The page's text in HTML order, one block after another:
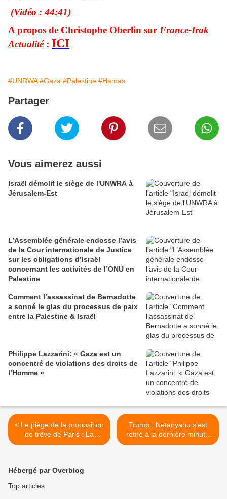
(Vidéo : 44:41)
A propos de Christophe Oberlin sur France-Irak
Actualité: ICI
#UNRWA #Gaza #Palestine #Hamas
Partager
Vous aimerez aussi
Israël démolit le siège de l'UNWRA à
Jérusalem-Est
L’Assemblée générale endosse l’avis
de la Cour internationale de Justice
sur les obligations d’Israël
concernant les activités de l’ONU en
Palestine
Comment l’assassinat de Bernadotte
a sonné le glas du processus de paix
entre la Palestine & Israël
Philippe Lazzarini: « Gaza est un
concentré de violations des droits de
l’Homme »
< Le piège de la proposition
de trêve de Paris : La
duplicité US sur un «État»
Trump : Netanyahu s’est
retiré à la dernière minute
du plan d’assassinat de
Hébergé par Overblog
Top articles